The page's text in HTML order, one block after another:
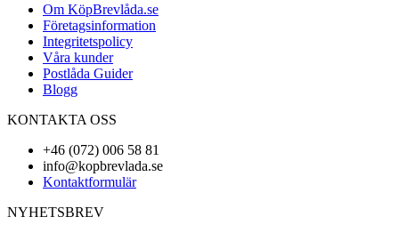
Om KöpBrevlåda.se
Företagsinformation
Integritetspolicy
Våra kunder
Postlåda Guider
Blogg
KONTAKTA OSS
+46 (072) 006 58 81
info@kopbrevlada.se
Kontaktformulär
NYHETSBREV